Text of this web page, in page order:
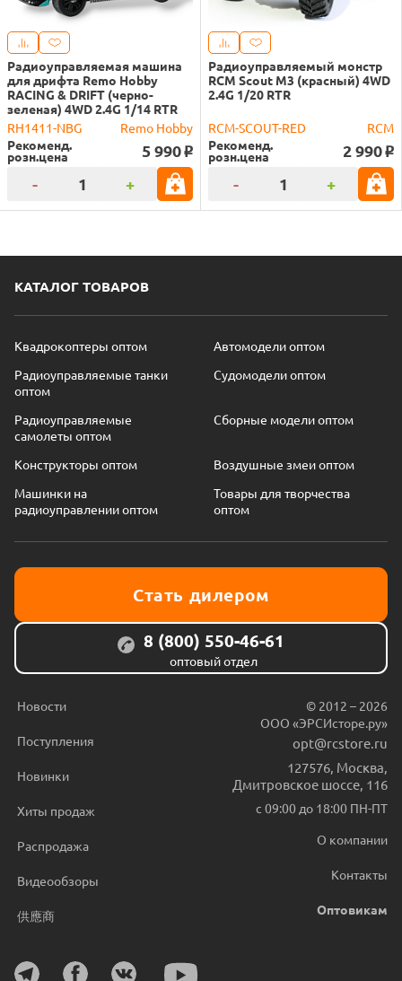
Радиоуправляемая машина
для дрифта Remo Hobby
RACING & DRIFT (черно-
зеленая) 4WD 2.4G 1/14 RTR
RH1411-NBG
Remo Hobby
Рекоменд.
розн.цена 5 990 o
- +
Радиоуправляемый монстр
RCM Scout M3 (красный) 4WD
2.4G 1/20 RTR
RCM-SCOUT-RED
RCM
Рекоменд.
розн.цена 2 990 o
- +
КАТАЛОГ ТОВАРОВ
Квадрокоптеры оптом
Автомодели оптом
Радиоуправляемые танки
оптом
Судомодели оптом
Радиоуправляемые
самолеты оптом
Сборные модели оптом
Конструкторы оптом
Воздушные змеи оптом
Машинки на
радиоуправлении оптом
Товары для творчества
оптом
Стать дилером
8 (800) 550-46-61
оптовый отдел
Новости
Поступления
Новинки
Хиты продаж
Распродажа
Видеообзоры
供應商
© 2012 – 2026
ООО «ЭРСИсторе.ру»
opt@rcstore.ru
127576, Москва,
Дмитровское шоссе, 116
с 09:00 до 18:00 ПН-ПТ
О компании
Контакты
Оптовикам